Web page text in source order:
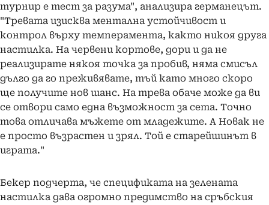
турнир е тест за разума", анализира германецът.
"Тревата изисква ментална устойчивост и
контрол върху темперамента, както никоя друга
настилка. На червени кортове, дори и да не
реализирате някоя точка за пробив, няма смисъл
дълго да го преживявате, тъй като много скоро
ще получите нов шанс. На трева обаче може да ви
се отвори само една възможност за сета. Точно
това отличава мъжете от младежите. А Новак не
е просто възрастен и зрял. Той е старейшинът в
играта."
Бекер подчерта, че спецификата на зелената
настилка дава огромно предимство на сръбския